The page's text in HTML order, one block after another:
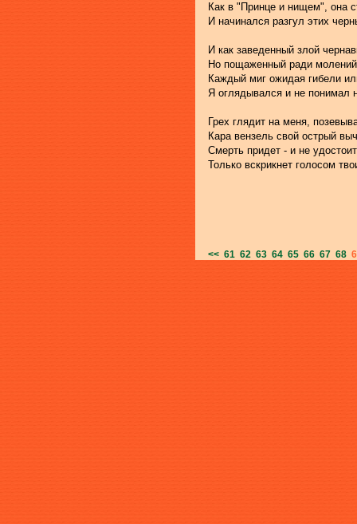
Как в "Принце и нищем", она
И начинался разгул этих
И как заведенный злой
Но пощаженный ради молений
Каждый миг ожидая гибели
Я оглядывался и не понимал
Грех глядит на меня,
Кара вензель свой острый
Смерть придет - и не
Только вскрикнет голосом
<< 61 62 63 64 65 66 67 68